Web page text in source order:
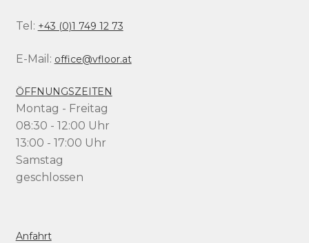
Tel: +43 (0)1 749 12 73
E-Mail: office@vfloor.at
ÖFFNUNGSZEITEN
Montag - Freitag
08:30 - 12:00 Uhr
13:00 - 17:00 Uhr
Samstag
geschlossen
Anfahrt